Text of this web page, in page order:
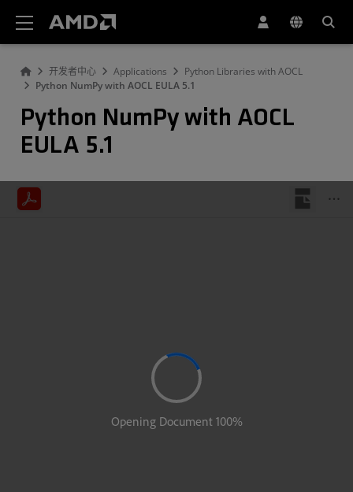
开发者中心 Applications
Python Libraries with AOCL
Python NumPy with AOCL EULA 5.1
Python NumPy with AOCL
EULA 5.1